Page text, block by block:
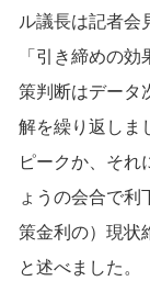
ル議長は記者会
「引き締めの
策判断はデータ
解を繰り返しま
ピークか、それ
ょうの会合で
策金利の）現状
と述べました。